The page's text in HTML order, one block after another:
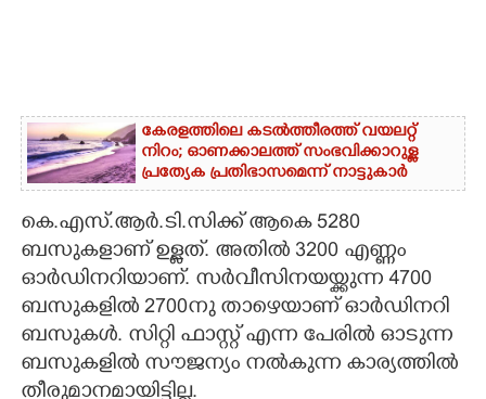
കേരളത്തിലെ കടൽത്തീരത്ത് വയലറ്റ്
നിറം; ഓണക്കാലത്ത് സംഭവിക്കാറുള്ള
പ്രത്യേക പ്രതിഭാസമെന്ന് നാട്ടുകാർ
കെ.എസ്.ആർ.ടി.സിക്ക് ആകെ 5280
ബസുകളാണ് ഉള്ളത്. അതിൽ 3200 എണ്ണം
ഓർഡിനറിയാണ്. സർവീസിനയയ്ക്കുന്ന 4700
ബസുകളിൽ 2700നു താഴെയാണ് ഓർഡിനറി
ബസുകൾ. സിറ്റി ഫാസ്റ്റ് എന്ന പേരിൽ ഓടുന്ന
ബസുകളിൽ സൗജന്യം നൽകുന്ന കാര്യത്തിൽ
തീരുമാനമായിട്ടില്ല.